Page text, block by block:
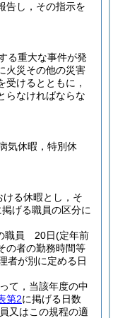
告し，その指示を
る重大な事件が発
火災その他の災害
けるとともに，
らなければならな
気休暇，特別休
る休暇とし，そ
掲げる職員の区分に
職員 20日(定年前
の者の勤務時間等
者が別に定める日
て，当該年度の中
第2に掲げる日数
又はこの規程の適